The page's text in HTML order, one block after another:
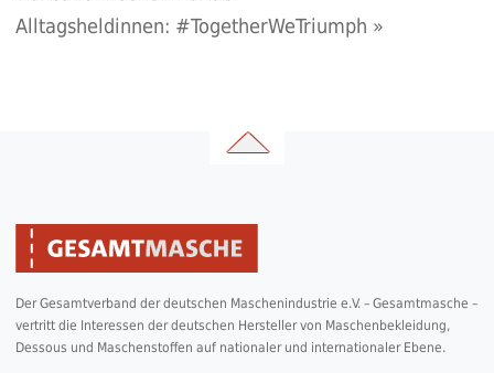
Alltagsheldinnen: #TogetherWeTriumph »
Der Gesamtverband der deutschen Maschenindustrie e.V. – Gesamtmasche –
vertritt die Interessen der deutschen Hersteller von Maschenbekleidung,
Dessous und Maschenstoffen auf nationaler und internationaler Ebene.